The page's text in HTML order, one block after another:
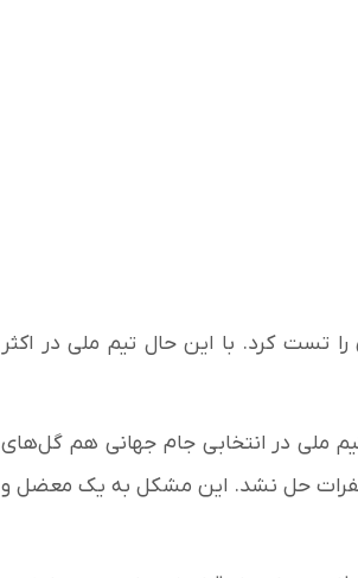
تست کرد. با این حال تیم ملی در اکثر
ملی در انتخابی جام جهانی هم گل‌های
نفرات حل نشد. این مشکل به یک معضل و